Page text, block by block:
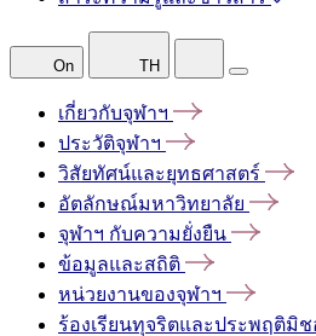
On TH
เกี่ยวกับจุฬาฯ
ประวัติจุฬาฯ
วิสัยทัศน์และยุทธศาสตร์
อัตลักษณ์มหาวิทยาลัย
จุฬาฯ กับความยั่งยืน
ข้อมูลและสถิติ
หน่วยงานของจุฬาฯ
ร้องเรียนทุจริตและประพฤติมิช